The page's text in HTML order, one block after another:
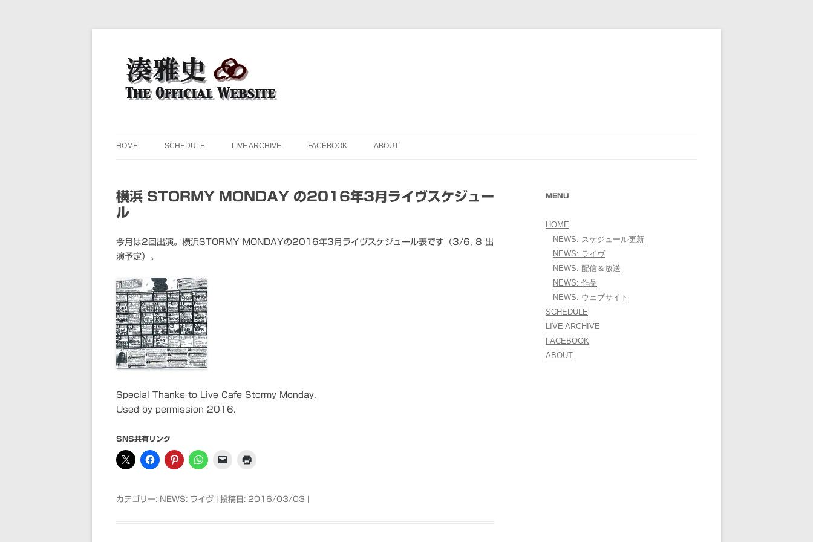
湊雅史オフィシャル・ウェブサイト＜Masafumi Minato THE OFFICIAL WEBSITE＞
HOME SCHEDULE LIVE ARCHIVE FACEBOOK ABOUT
横浜 STORMY MONDAY の2016年3月ライヴスケジュー
ル
今月は2回出演。横浜STORMY MONDAYの2016年3月ライヴスケジュール表です（3/6, 8 出
演予定）。
Special Thanks to Live Cafe Stormy Monday.
Used by permission 2016.
SNS共有リンク
カテゴリー: NEWS: ライヴ | 投稿日: 2016/03/03
MENU
HOME
NEWS: スケジュール更新
NEWS: ライヴ
NEWS: 配信＆放送
NEWS: 作品
NEWS: ウェブサイト
SCHEDULE
LIVE ARCHIVE
FACEBOOK
ABOUT